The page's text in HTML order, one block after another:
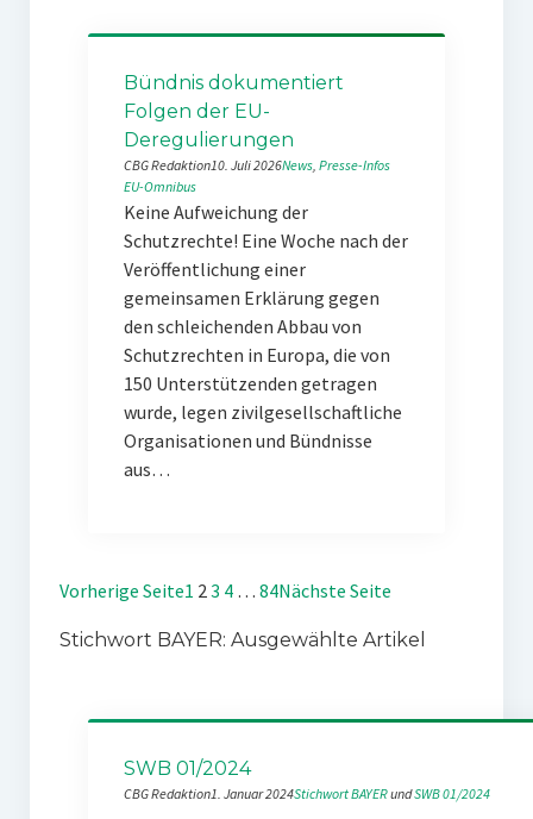
Bündnis dokumentiert
Folgen der EU-
Deregulierungen
CBG Redaktion10. Juli 2026News, Presse-Infos
EU-Omnibus
Keine Aufweichung der
Schutzrechte! Eine Woche nach der
Veröffentlichung einer
gemeinsamen Erklärung gegen
den schleichenden Abbau von
Schutzrechten in Europa, die von
150 Unterstützenden getragen
wurde, legen zivilgesellschaftliche
Organisationen und Bündnisse
aus…
Vorherige Seite1 23 4 … 84Nächste Seite
Stichwort BAYER: Ausgewählte Artikel
SWB 01/2024
CBG Redaktion1. Januar 2024Stichwort BAYER und SWB 01/2024